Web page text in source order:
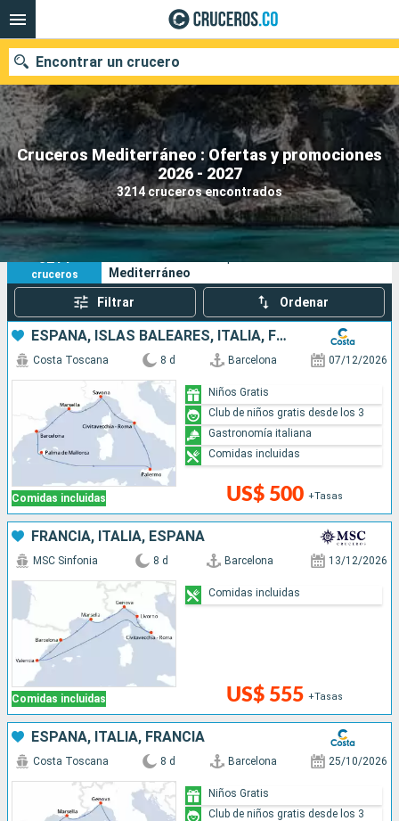
Cruceros Mediterráneo : Ofertas y promociones
2026 - 2027
3214 cruceros encontrados
Encontrar un crucero
Fecha de salida
Buscar
3214
cruceros
Mediterráneo
Filtrar Ordenar
ESPAÑA, ISLAS BALEARES, ITALIA, FRANCIA
Comidas incluidas
Costa Toscana 8 d Barcelona 07/12/2026
US$ 500 +Tasas
Niños Gratis
Club de niños gratis desde los 3
Gastronomía italiana
Comidas incluidas
FRANCIA, ITALIA, ESPAÑA
Comidas incluidas
MSC Sinfonia 8 d Barcelona 13/12/2026
US$ 555 +Tasas
Comidas incluidas
ESPAÑA, ITALIA, FRANCIA
Costa Toscana 8 d Barcelona 25/10/2026
Niños Gratis
Club de niños gratis desde los 3